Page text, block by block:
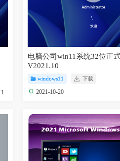
1
电脑公司win11系统32位正
V2021.10
windows11 下载
2021-10-20